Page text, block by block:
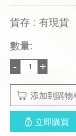
貨存 : 有現貨
數量:
+
-
添加到購物
立即購買